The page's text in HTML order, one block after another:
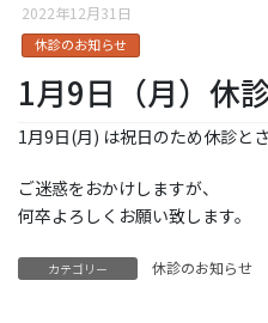
2022年12月31日
休診のお知らせ
1月9日（月）休
1月9日(月) は祝日のため休診と
ご迷惑をおかけしますが、
何卒よろしくお願い致します。
カテゴリー 休診のお知らせ